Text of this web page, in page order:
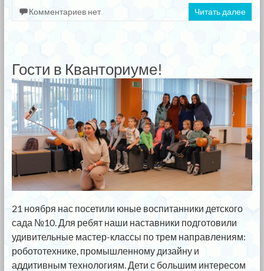
Комментариев нет
Читать далее
Гости в Кванториуме!
21 ноября нас посетили юные воспитанники детского
сада №10. Для ребят наши наставники подготовили
удивительные мастер-классы по трем направлениям:
робототехнике, промышленному дизайну и
аддитивным технологиям. Дети с большим интересом